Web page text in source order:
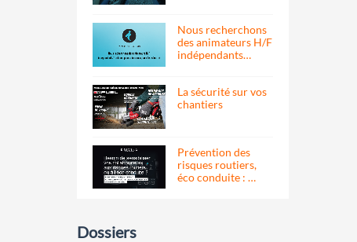
Nous recherchons
des animateurs H/F
indépendants…
La sécurité sur vos
chantiers
Prévention des
risques routiers,
éco conduite : …
Dossiers